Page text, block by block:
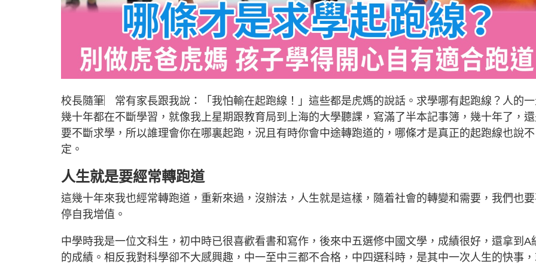
校長隨筆︳常有家長跟我說：「我怕輸在起跑線！」這些都是虎媽的說話。求學哪有起跑線？人的
幾十年都在不斷學習，就像我上星期跟教育局到上海的大學聽課，寫滿了半本記事簿，幾十年了，
要不斷求學，所以誰理會你在哪裏起跑，況且有時你會中途轉跑道的，哪條才是真正的起跑線也說不
定。
人生就是要經常轉跑道
這幾十年來我也經常轉跑道，重新來過，沒辦法，人生就是這樣，隨着社會的轉變和需要，我們也
停自我增值。
中學時我是一位文科生，初中時已很喜歡看書和寫作，後來中五選修中國文學，成績很好，還拿到A
的成績。相反我對科學卻不大感興趣，中一至中三都不合格，中四選科時，是其中一次人生的快事